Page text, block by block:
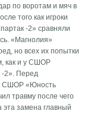
по воротам и мяч в
того как игроки
-2» сравняли
«Магнолия»
но всех их попытки
как и у СШОР
-2». Перед
СШОР «Юность
травму после чего
замена главный